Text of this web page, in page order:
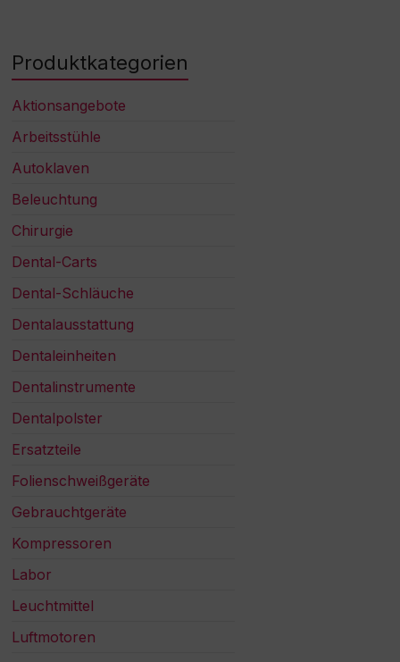
Produktkategorien
Aktionsangebote
Arbeitsstühle
Autoklaven
Beleuchtung
Chirurgie
Dental-Carts
Dental-Schläuche
Dentalausstattung
Dentaleinheiten
Dentalinstrumente
Dentalpolster
Ersatzteile
Folienschweißgeräte
Gebrauchtgeräte
Kompressoren
Labor
Leuchtmittel
Luftmotoren